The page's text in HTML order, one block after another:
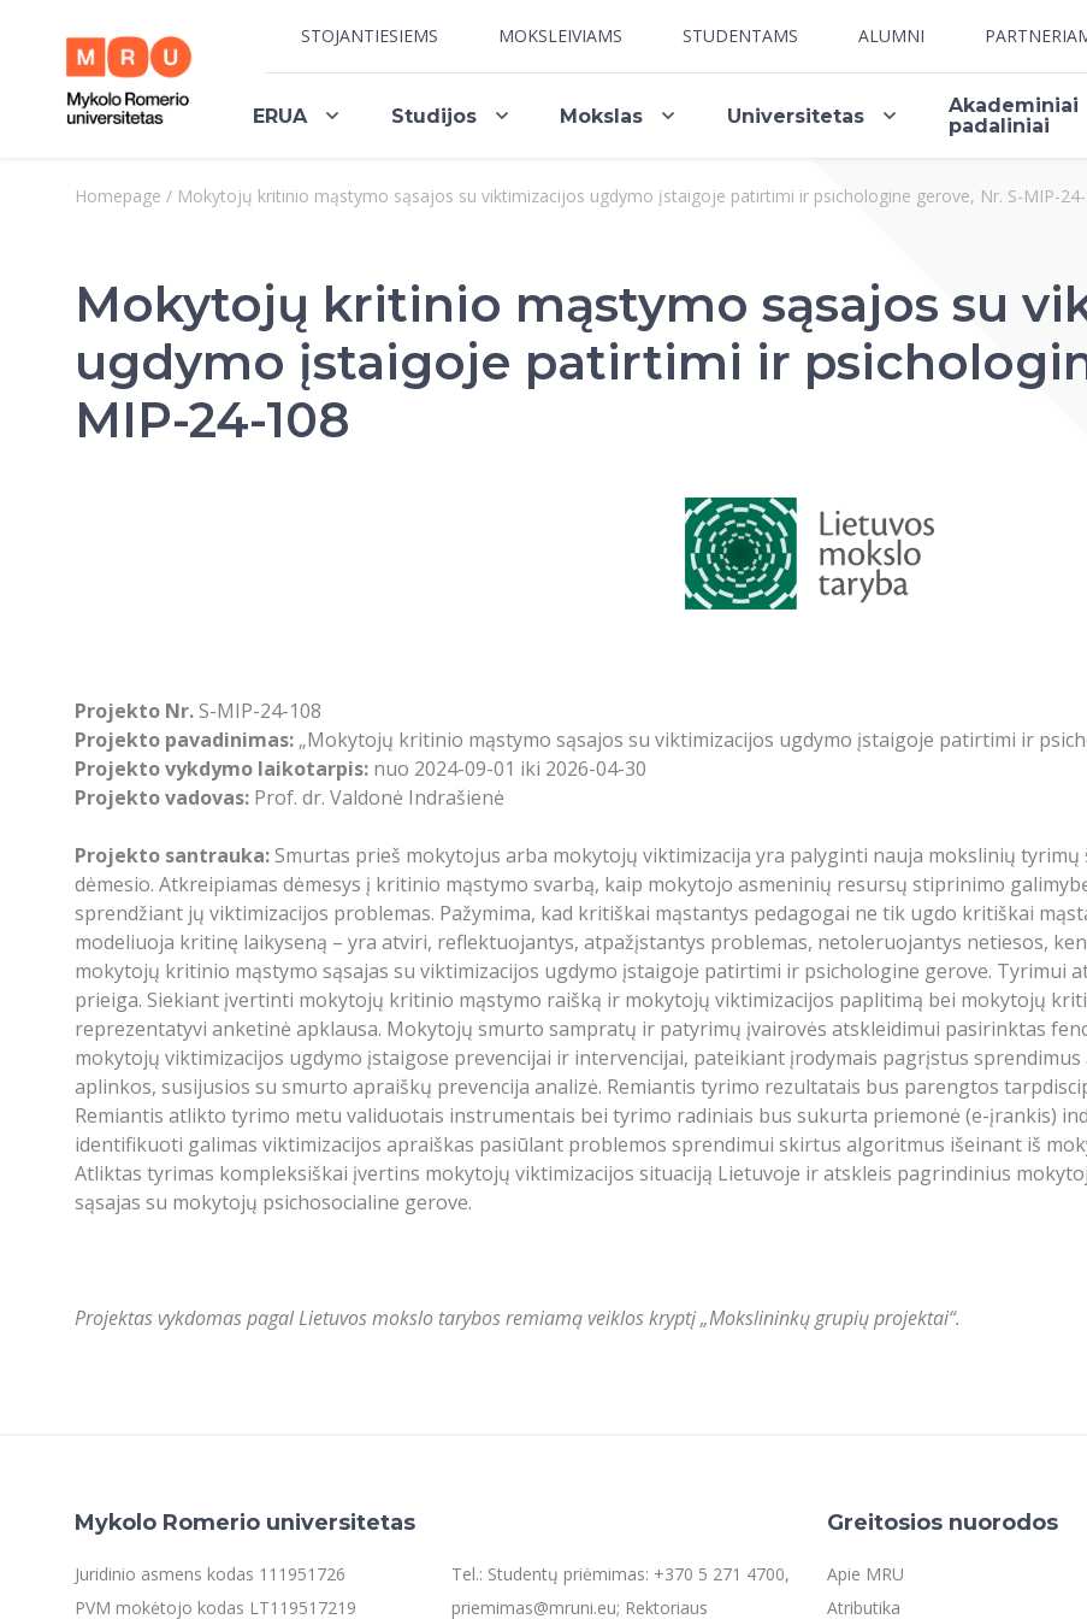
STOJANTIESIEMS MOKSLEIVIAMS STUDENTAMS ALUMNI
ERUA Studijos Mokslas Universitetas
Akademiniai
padaliniai
Homepage / Mokytojų kritinio mąstymo sąsajos su viktimizacijos ugdymo įstaigoje patirtimi ir psichologine gerove, Nr. S-MIP-
Mokytojų kritinio mąstymo sąsajos su
ugdymo įstaigoje patirtimi ir
MIP-24-108
Projekto Nr.S-MIP-24-108
Projekto pavadinimas: „Mokytojų kritinio mąstymo sąsajos su viktimizacijos ugdymo įstaigoje patirtimi ir
Projekto vykdymo laikotarpis: nuo 2024-09-01 iki 2026-04-30
Projekto vadovas: Prof. dr. Valdonė Indrašienė
Projekto santrauka:Smurtas prieš mokytojus arba mokytojų viktimizacija yra palyginti nauja mokslinių
dėmesio. Atkreipiamas dėmesys į kritinio mąstymo svarbą, kaip mokytojo asmeninių resursų stiprinimo
sprendžiant jų viktimizacijos problemas. Pažymima, kad kritiškai mąstantys pedagogai ne tik ugdo kritiškai
modeliuoja kritinę laikyseną – yra atviri, reflektuojantys, atpažįstantys problemas, netoleruojantys netiesos,
mokytojų kritinio mąstymo sąsajas su viktimizacijos ugdymo įstaigoje patirtimi ir psichologine gerove. Tyrimui
prieiga. Siekiant įvertinti mokytojų kritinio mąstymo raišką ir mokytojų viktimizacijos paplitimą bei mokytojų
reprezentatyvi anketinė apklausa. Mokytojų smurto sampratų ir patyrimų įvairovės atskleidimui pasirinktas
mokytojų viktimizacijos ugdymo įstaigose prevencijai ir intervencijai, pateikiant įrodymais pagrįstus
aplinkos, susijusios su smurto apraiškų prevencija analizė. Remiantis tyrimo rezultatais bus parengtos
Remiantis atlikto tyrimo metu validuotais instrumentais bei tyrimo radiniais bus sukurta priemonė (e-įrankis)
identifikuoti galimas viktimizacijos apraiškas pasiūlant problemos sprendimui skirtus algoritmus išeinant iš
Atliktas tyrimas kompleksiškai įvertins mokytojų viktimizacijos situaciją Lietuvoje ir atskleis pagrindinius
sąsajas su mokytojų psichosocialine gerove.
Projektas vykdomas pagal Lietuvos mokslo tarybos remiamą veiklos kryptį „Mokslininkų grupių projektai“.
Mykolo Romerio universitetas
Juridinio asmens kodas 111951726
PVM mokėtojo kodas LT119517219
Tel.: Studentų priėmimas: +370 5 271 4700,
priemimas@mruni.eu; Rektoriaus
Greitosios nuorodos
Apie MRU
Atributika